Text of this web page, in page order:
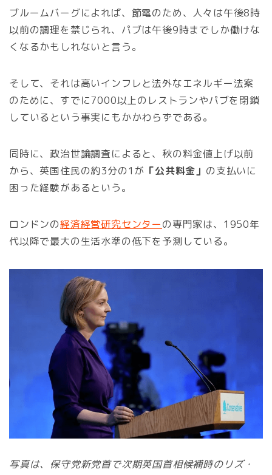
ブルームバーグによれば、節電のため、人々は午後8時
以前の調理を禁じられ、パブは午後9時までしか働けな
くなるかもしれないと言う。
そして、それは高いインフレと法外なエネルギー法案
のために、すでに7000以上のレストランやパブを閉鎖
しているという事実にもかかわらずである。
同時に、政治世論調査によると、秋の料金値上げ以前
から、英国住民の約3分の1が 「公共料金」 の支払いに
困った経験があるという。
ロンドンの経済経営研究センターの専門家は、1950年
代以降で最大の生活水準の低下を予測している。
写真は、保守党新党首で次期英国首相候補時のリズ・